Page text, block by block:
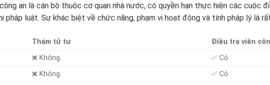
an là cán bộ thuộc cơ quan nhà nước, có quyền hạn thực hiện các cuộc
luật. Sự khác biệt về chức năng, phạm vi hoạt động và tính pháp lý là
Thám tử tư
Điều tra viên
❌ Không
✅ Có
❌ Không
✅ Có